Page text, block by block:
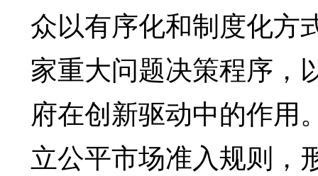
众以有序化和制度化方
家重大问题决策程序，
府在创新驱动中的作用
立公平市场准入规则，